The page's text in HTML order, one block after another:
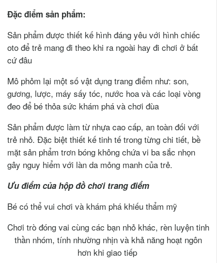
Đặc điểm sản phẩm:
Sản phẩm được thiết kế hình đáng yêu với hình chiếc
oto để trẻ mang đi theo khi ra ngoài hay đi chơi ở bất
cứ đâu
Mô phỏm lại một số vật dụng trang điểm như: son,
gương, lược, máy sấy tóc, nước hoa và các loại vòng
đeo để bé thỏa sức khám phá và chơi đùa
Sản phẩm được làm từ nhựa cao cấp, an toàn đối với
trẻ nhỏ. Đặc biệt thiết kế tinh tế trong từng chi tiết, bề
mặt sản phẩm trơn bóng không chứa vi ba sắc nhọn
gây nguy hiểm với làn da mỏng manh của trẻ.
Ưu điểm của hộp đồ chơi trang điểm
Bé có thể vui chơi và khám phá khiếu thẩm mỹ
Chơi trò đóng vai cùng các bạn nhỏ khác, rèn luyện tinh
thần nhóm, tính nhường nhịn và khả năng hoạt ngôn
hơn khi giao tiếp